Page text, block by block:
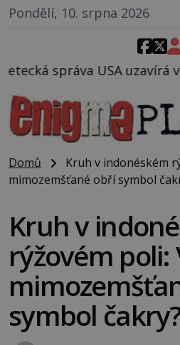
Pondělí, 10. srpna 2026
vzdušný prostor nad
Domů
Kruh v indonéském
mimozemšťané obří symbol
Kruh v
rýžovém poli:
symbol